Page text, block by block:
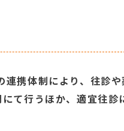
携体制により、往診
て行うほか、適宜往診